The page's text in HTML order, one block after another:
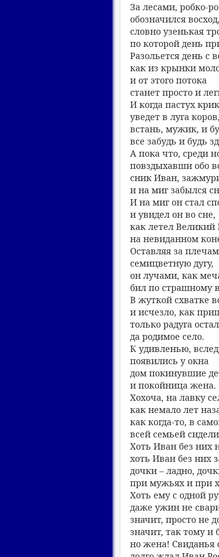
За лесами, робко-
обозначился
словно узенькая
по которой день
Разольется день с
как из крынки
и от этого потока
станет просто и
И когда пастух
уведет в луга
встань, мужик, и
все забудь и будь
А пока что, среди
повздыхавши обо
сник Иван,
и на миг забылся
И на миг он стал
и увидел он во сне,
как летел Великий
на невиданном
Оставляя за
семицветную дугу,
он лучами, как
бил по страшному
В жуткой схватке
и исчезло, как
только радуга
да родимое село.
К удивленью,
появились у окна
дом покинувшие
и покойница жена.
Хохоча, на лавку
как немало лет
как когда-то, в
всей семьей
Хоть Иван без них
хоть Иван без них
дочки – ладно,
при мужьях и при
Хоть ему с одной
даже ужин не
значит, просто не
значит, так тому и
но жена! Свиданья